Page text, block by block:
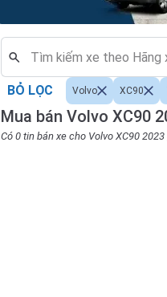
Mua bán Volvo XC90
Có 0 tin bán xe cho Volvo XC90
BỎ LỌC Volvo XC90